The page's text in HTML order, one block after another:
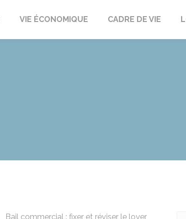
VIE ÉCONOMIQUE CADRE DE VIE
Bail commercial : fixer et réviser le loyer